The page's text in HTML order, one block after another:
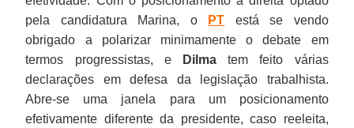
pela candidatura Marina, o
PT está se vendo
obrigado a polarizar minimamente o debate em
termos progressistas, e
Dilma tem feito várias
declarações em defesa da legislação trabalhista.
Abre-se uma janela para um posicionamento
efetivamente diferente da presidente, caso reeleita,